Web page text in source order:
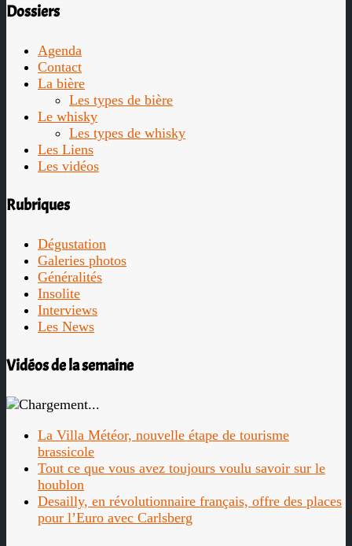
Dossiers
Agenda
Contact
La bière
Les types de bière
Le whisky
Les types de whisky
Les Liens
Les vidéos
Rubriques
Dégustation
Galeries photos
Généralités
Insolite
Interviews
Les News
Vidéos de la semaine
La Villa Météor, nouvelle étape de tourisme
brassicole
Tout ce que vous avez toujours voulu savoir sur le
houblon
Desailly, en révolutionnaire français, offre des places
pour l’Euro avec Carlsberg